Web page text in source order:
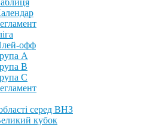
офф
А
В
С
серед ВНЗ
кубок